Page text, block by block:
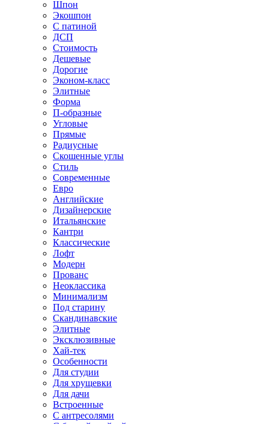
Шпон
Экошпон
С патиной
ДСП
Стоимость
Дешевые
Дорогие
Эконом-класс
Элитные
Форма
П-образные
Угловые
Прямые
Радиусные
Скошенные углы
Стиль
Современные
Евро
Английские
Дизайнерские
Итальянские
Кантри
Классические
Лофт
Модерн
Прованс
Неоклассика
Минимализм
Под старину
Скандинавские
Элитные
Эксклюзивные
Хай-тек
Особенности
Для студии
Для хрущевки
Для дачи
Встроенные
С антресолями